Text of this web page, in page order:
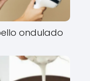
ondulado